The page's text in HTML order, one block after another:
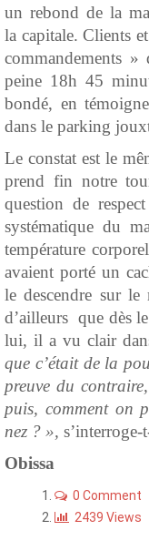
un rebond de la
la capitale. Clients
commandements
peine 18h 45
bondé, en
dans le parking
Le constat est le
prend fin notre
question de
systématique du
température
avaient porté un
le descendre sur
d’ailleurs que dès
lui, il a vu clair
que c’était de la
preuve du
puis, comment on
nez ? », s’interroge-
Obissa
0 Comment
2439 Views